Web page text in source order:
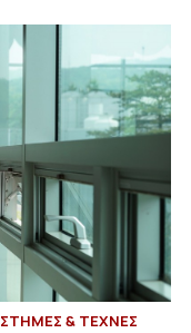
& ΤΕΧΝΕΣ